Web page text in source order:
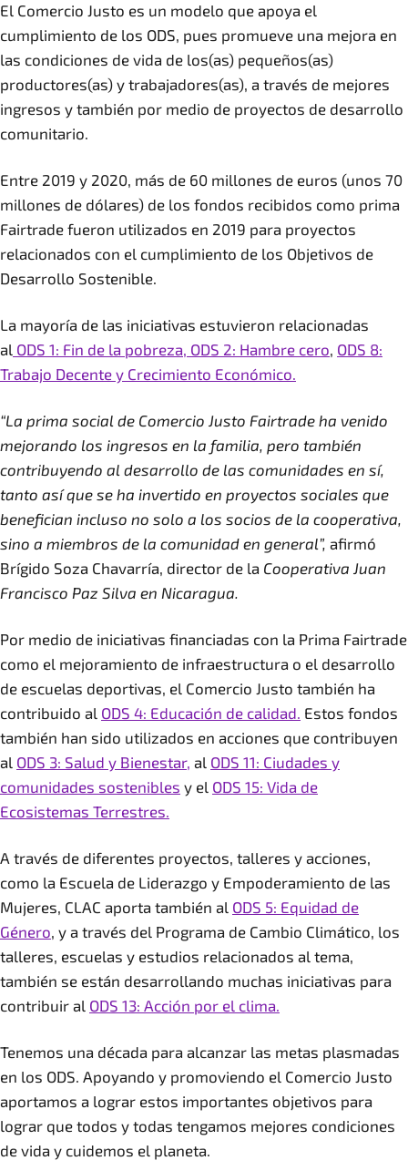
El Comercio Justo es un modelo que apoya el
cumplimiento de los ODS, pues promueve una mejora en
las condiciones de vida de los(as) pequeños(as)
productores(as) y trabajadores(as), a través de mejores
ingresos y también por medio de proyectos de desarrollo
comunitario.
Entre 2019 y 2020, más de 60 millones de euros (unos 70
millones de dólares) de los fondos recibidos como prima
Fairtrade fueron utilizados en 2019 para proyectos
relacionados con el cumplimiento de los Objetivos de
Desarrollo Sostenible.
La mayoría de las iniciativas estuvieron relacionadas
al ODS 1: Fin de la pobreza, ODS 2: Hambre cero, ODS 8:
Trabajo Decente y Crecimiento Económico.
“La prima social de Comercio Justo Fairtrade ha venido
mejorando los ingresos en la familia, pero también
contribuyendo al desarrollo de las comunidades en sí,
tanto así que se ha invertido en proyectos sociales que
benefician incluso no solo a los socios de la cooperativa,
sino a miembros de la comunidad en general”, afirmó
Brígido Soza Chavarría, director de la Cooperativa Juan
Francisco Paz Silva en Nicaragua.
Por medio de iniciativas financiadas con la Prima Fairtrade
como el mejoramiento de infraestructura o el desarrollo
de escuelas deportivas, el Comercio Justo también ha
contribuido al ODS 4: Educación de calidad. Estos fondos
también han sido utilizados en acciones que contribuyen
al ODS 3: Salud y Bienestar, al ODS 11: Ciudades y
comunidades sostenibles y el ODS 15: Vida de
Ecosistemas Terrestres.
A través de diferentes proyectos, talleres y acciones,
como la Escuela de Liderazgo y Empoderamiento de las
Mujeres, CLAC aporta también al ODS 5: Equidad de
Género, y a través del Programa de Cambio Climático, los
talleres, escuelas y estudios relacionados al tema,
también se están desarrollando muchas iniciativas para
contribuir al ODS 13: Acción por el clima.
Tenemos una década para alcanzar las metas plasmadas
en los ODS. Apoyando y promoviendo el Comercio Justo
aportamos a lograr estos importantes objetivos para
lograr que todos y todas tengamos mejores condiciones
de vida y cuidemos el planeta.